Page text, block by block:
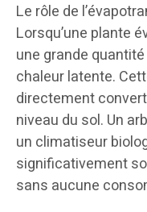
Le rôle de
Lorsqu’une plante
une grande
chaleur latente.
directement
niveau du sol. Un
un climatiseur
significativement
sans aucune